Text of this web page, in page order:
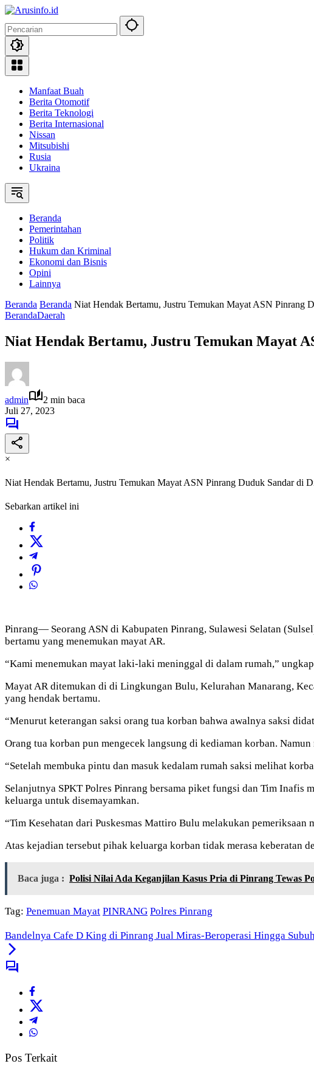
Langsung
konten
Manfaat Buah
Berita Otomotif
Berita Teknologi
Berita Internasional
Nissan
Mitsubishi
Rusia
Ukraina
Beranda
Pemerintahan
Politik
Hukum dan Kriminal
Ekonomi dan Bisnis
Opini
Lainnya
Beranda Beranda Niat Hendak Bertamu, Justru Temukan Mayat ASN Pinrang
BerandaDaerah
Niat Hendak Bertamu, Justru Temukan Mayat
admin
2 min baca
Juli 27, 2023
×
Niat Hendak Bertamu, Justru Temukan Mayat ASN Pinrang Duduk Sandar di
Sebarkan artikel ini
Pinrang— Seorang ASN di Kabupaten Pinrang, Sulawesi Selatan
bertamu yang menemukan mayat AR.
“Kami menemukan mayat laki-laki meninggal di dalam rumah,”
Mayat AR ditemukan di di Lingkungan Bulu, Kelurahan Manarang,
yang hendak bertamu.
“Menurut keterangan saksi orang tua korban bahwa awalnya saksi
Orang tua korban pun mengecek langsung di kediaman korban.
“Setelah membuka pintu dan masuk kedalam rumah saksi melihat
Selanjutnya SPKT Polres Pinrang bersama piket fungsi dan Tim Inafis
keluarga untuk disemayamkan.
“Tim Kesehatan dari Puskesmas Mattiro Bulu melakukan
Atas kejadian tersebut pihak keluarga korban tidak merasa keberatan
Baca juga : Polisi Nilai Ada Keganjilan Kasus Pria di Pinrang Tewas
Tag: Penemuan Mayat PINRANG Polres Pinrang
Bandelnya Cafe D King di Pinrang Jual Miras-Beroperasi Hingga
Pos Terkait